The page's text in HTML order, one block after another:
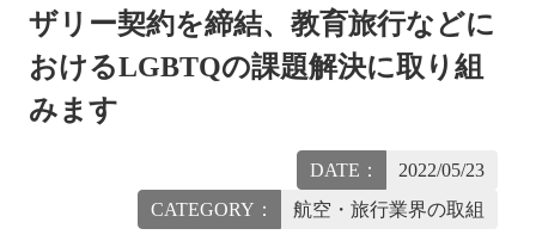
ザリー契約を締結、教育旅行などに
おけるLGBTQの課題解決に取り組
みます
DATE：
2022/05/23
CATEGORY：
航空・旅行業界の取組